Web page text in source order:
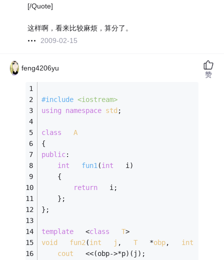
[/Quote]
这样啊，看来比较麻烦，算分了。
2009-02-15
feng4206yu
#include <iostream>
using
namespace std ;
class
A
{
public:
int
fun1(int
   i)
	{
return
   i;
	};
};
template
   <
class T>
void
fun2(int j , T
   *
obp, int
cout
   <<(obp->*p)(j);
赞